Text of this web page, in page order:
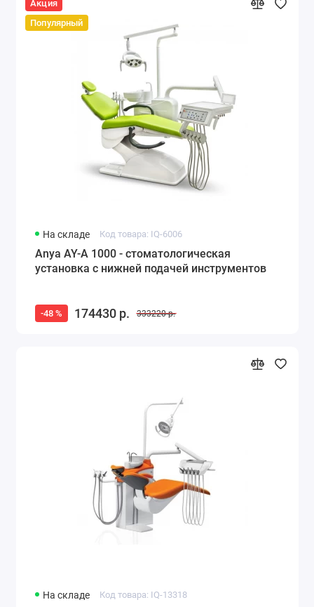
Акция
Популярный
На складе Код товара: IQ-6006
Anya AY-A 1000 - стоматологическая
установка с нижней подачей инструментов
-48 % 174430 р. 333220 р.
На складе Код товара: IQ-13318